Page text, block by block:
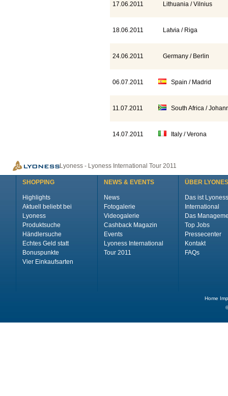
17.06.2011 Lithuania / Vilnius
18.06.2011 Latvia / Riga
24.06.2011 Germany / Berlin
06.07.2011 Spain / Madrid
11.07.2011 South Africa /
14.07.2011 Italy / Verona
Lyoness - Lyoness International Tour 2011
SHOPPING
Highlights
Aktuell beliebt bei
Lyoness
Produktsuche
Händlersuche
Echtes Geld statt
Bonuspunkte
Vier Einkaufsarten
NEWS & EVENTS
News
Fotogalerie
Videogalerie
Cashback Magazin
Events
Lyoness International
Tour 2011
ÜBER
Das ist Lyoness
International
Das
Top Jobs
Pressecenter
Kontakt
FAQs
Home